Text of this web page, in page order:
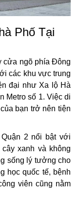
Phố Tại
cửa ngõ phía Đông
các khu vực trung
đại như Xa lộ Hà
Metro số 1. Việc di
bạn trở nên tiện
Quận 2 nổi bật với
xanh và không
sống lý tưởng cho
học quốc tế, bệnh
viên cũng nằm